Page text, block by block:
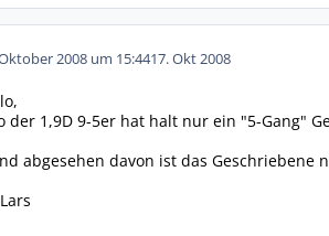
2008 um 15:4417. Okt 2008
der 1,9D 9-5er hat halt nur ein "5-Gang"
abgesehen davon ist das